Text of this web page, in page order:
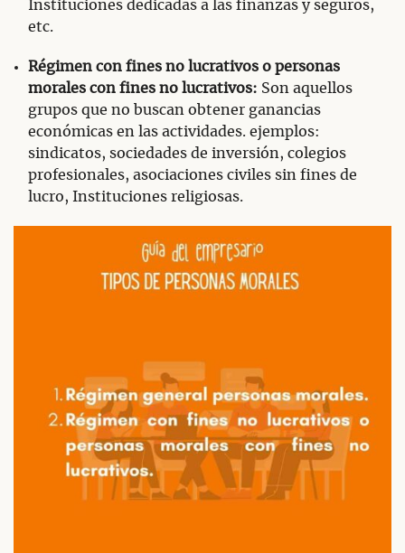
Instituciones dedicadas a las finanzas y seguros,
etc.
Régimen con fines no lucrativos o personas
morales con fines no lucrativos: Son aquellos
grupos que no buscan obtener ganancias
económicas en las actividades. ejemplos:
sindicatos, sociedades de inversión, colegios
profesionales, asociaciones civiles sin fines de
lucro, Instituciones religiosas.